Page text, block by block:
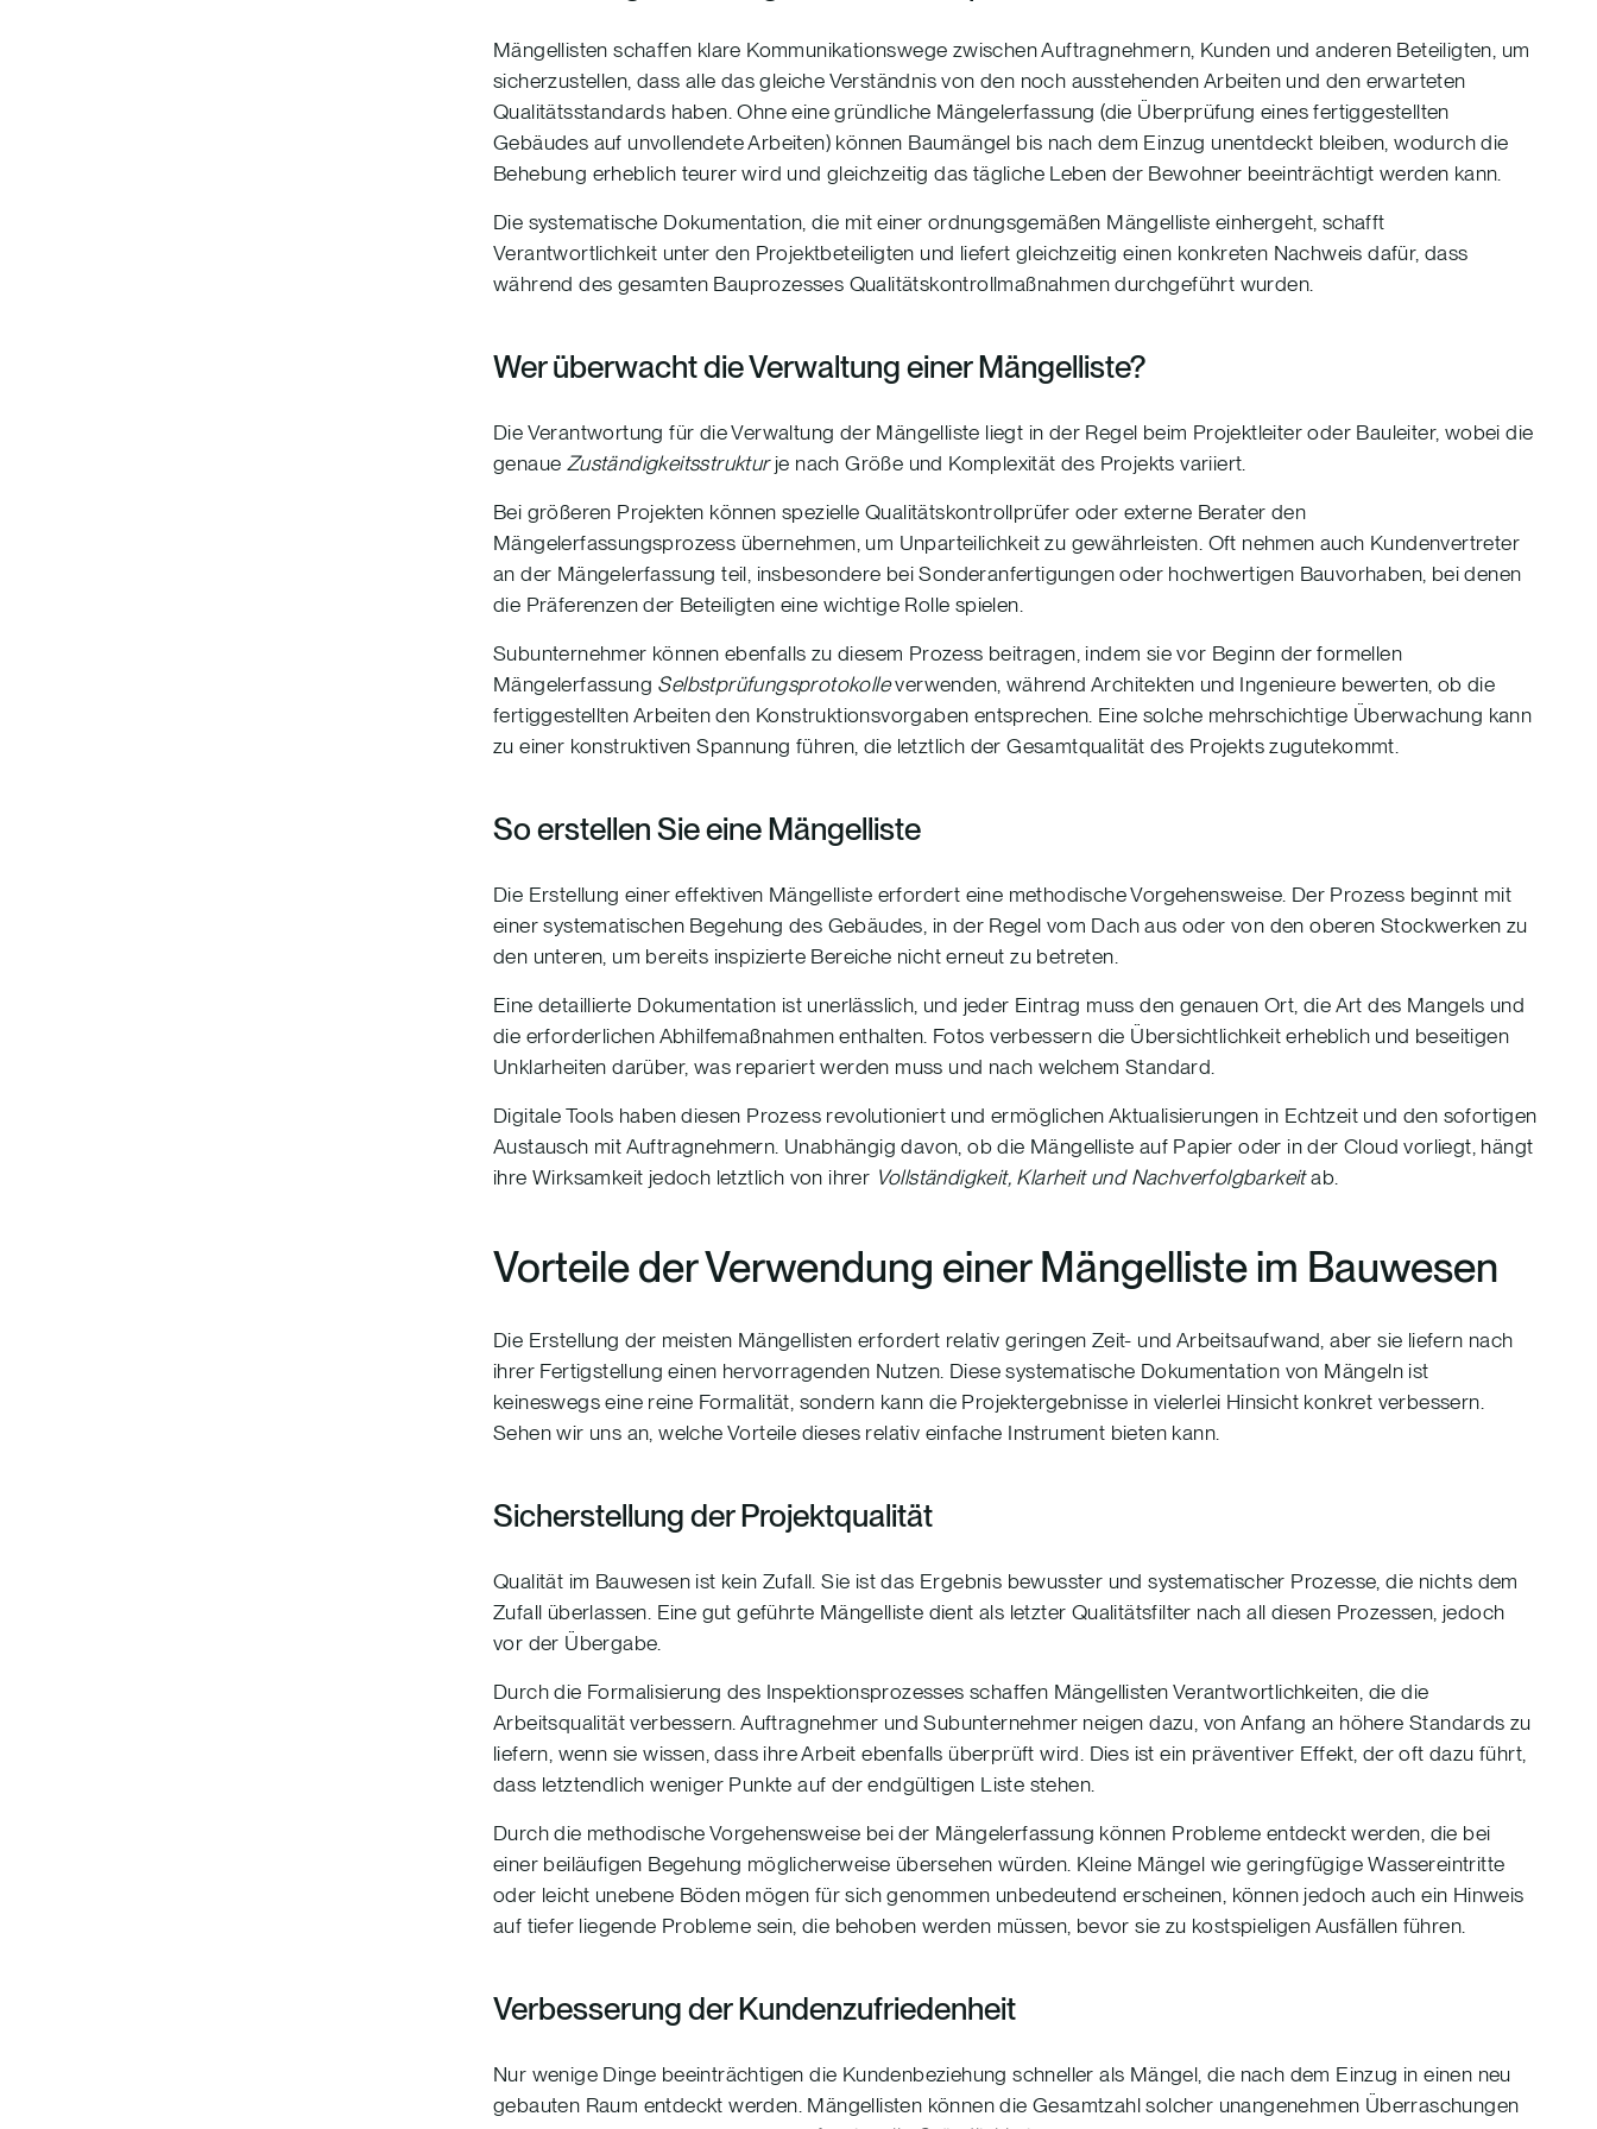
Mängellisten schaffen klare Kommunikationswege zwischen Auftragnehmern, Kunden und anderen Beteiligten, um
sicherzustellen, dass alle das gleiche Verständnis von den noch ausstehenden Arbeiten und den erwarteten
Qualitätsstandards haben. Ohne eine gründliche Mängelerfassung (die Überprüfung eines fertiggestellten
Gebäudes auf unvollendete Arbeiten) können Baumängel bis nach dem Einzug unentdeckt bleiben, wodurch die
Behebung erheblich teurer wird und gleichzeitig das tägliche Leben der Bewohner beeinträchtigt werden kann.
Die systematische Dokumentation, die mit einer ordnungsgemäßen Mängelliste einhergeht, schafft
Verantwortlichkeit unter den Projektbeteiligten und liefert gleichzeitig einen konkreten Nachweis dafür, dass
während des gesamten Bauprozesses Qualitätskontrollmaßnahmen durchgeführt wurden.
Wer überwacht die Verwaltung einer Mängelliste?
Die Verantwortung für die Verwaltung der Mängelliste liegt in der Regel beim Projektleiter oder Bauleiter, wobei die
genaue Zuständigkeitsstrukturje nach Größe und Komplexität des Projekts variiert.
Bei größeren Projekten können spezielle Qualitätskontrollprüfer oder externe Berater den
Mängelerfassungsprozess übernehmen, um Unparteilichkeit zu gewährleisten. Oft nehmen auch Kundenvertreter
an der Mängelerfassung teil, insbesondere bei Sonderanfertigungen oder hochwertigen Bauvorhaben, bei denen
die Präferenzen der Beteiligten eine wichtige Rolle spielen.
Subunternehmer können ebenfalls zu diesem Prozess beitragen, indem sie vor Beginn der formellen
Mängelerfassung Selbstprüfungsprotokolleverwenden, während Architekten und Ingenieure bewerten, ob die
fertiggestellten Arbeiten den Konstruktionsvorgaben entsprechen. Eine solche mehrschichtige Überwachung kann
zu einer konstruktiven Spannung führen, die letztlich der Gesamtqualität des Projekts zugutekommt.
So erstellen Sie eine Mängelliste
Die Erstellung einer effektiven Mängelliste erfordert eine methodische Vorgehensweise. Der Prozess beginnt mit
einer systematischen Begehung des Gebäudes, in der Regel vom Dach aus oder von den oberen Stockwerken zu
den unteren, um bereits inspizierte Bereiche nicht erneut zu betreten.
Eine detaillierte Dokumentation ist unerlässlich, und jeder Eintrag muss den genauen Ort, die Art des Mangels und
die erforderlichen Abhilfemaßnahmen enthalten. Fotos verbessern die Übersichtlichkeit erheblich und beseitigen
Unklarheiten darüber, was repariert werden muss und nach welchem Standard.
Digitale Tools haben diesen Prozess revolutioniert und ermöglichen Aktualisierungen in Echtzeit und den sofortigen
Austausch mit Auftragnehmern. Unabhängig davon, ob die Mängelliste auf Papier oder in der Cloud vorliegt, hängt
ihre Wirksamkeit jedoch letztlich von ihrer Vollständigkeit, Klarheit und Nachverfolgbarkeitab.
Vorteile der Verwendung einer Mängelliste im Bauwesen
Die Erstellung der meisten Mängellisten erfordert relativ geringen Zeit- und Arbeitsaufwand, aber sie liefern nach
ihrer Fertigstellung einen hervorragenden Nutzen. Diese systematische Dokumentation von Mängeln ist
keineswegs eine reine Formalität, sondern kann die Projektergebnisse in vielerlei Hinsicht konkret verbessern.
Sehen wir uns an, welche Vorteile dieses relativ einfache Instrument bieten kann.
Sicherstellung der Projektqualität
Qualität im Bauwesen ist kein Zufall. Sie ist das Ergebnis bewusster und systematischer Prozesse, die nichts dem
Zufall überlassen. Eine gut geführte Mängelliste dient als letzter Qualitätsfilter nach all diesen Prozessen, jedoch
vor der Übergabe.
Durch die Formalisierung des Inspektionsprozesses schaffen Mängellisten Verantwortlichkeiten, die die
Arbeitsqualität verbessern. Auftragnehmer und Subunternehmer neigen dazu, von Anfang an höhere Standards zu
liefern, wenn sie wissen, dass ihre Arbeit ebenfalls überprüft wird. Dies ist ein präventiver Effekt, der oft dazu führt,
dass letztendlich weniger Punkte auf der endgültigen Liste stehen.
Durch die methodische Vorgehensweise bei der Mängelerfassung können Probleme entdeckt werden, die bei
einer beiläufigen Begehung möglicherweise übersehen würden. Kleine Mängel wie geringfügige Wassereintritte
oder leicht unebene Böden mögen für sich genommen unbedeutend erscheinen, können jedoch auch ein Hinweis
auf tiefer liegende Probleme sein, die behoben werden müssen, bevor sie zu kostspieligen Ausfällen führen.
Verbesserung der Kundenzufriedenheit
Nur wenige Dinge beeinträchtigen die Kundenbeziehung schneller als Mängel, die nach dem Einzug in einen neu
gebauten Raum entdeckt werden. Mängellisten können die Gesamtzahl solcher unangenehmen Überraschungen